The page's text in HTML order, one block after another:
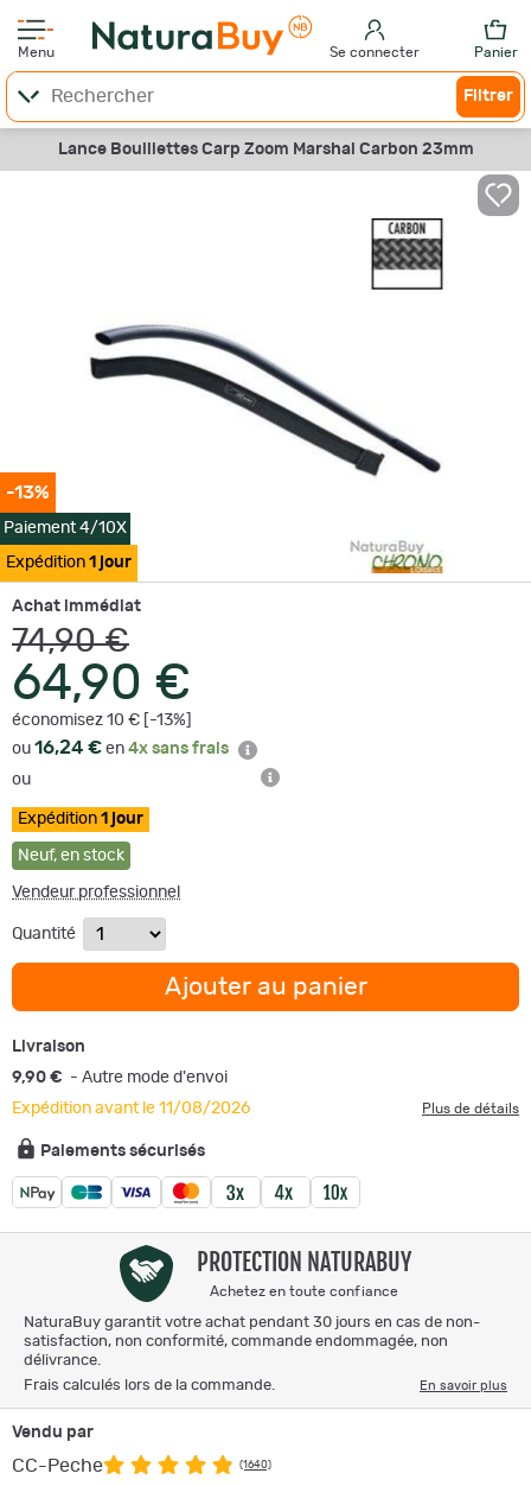
Menu Se connecter Panier
Filtrer
Lance Bouillettes Carp Zoom Marshal Carbon 23mm
-13%
Paiement 4/10X
Expédition 1 jour
Achat immédiat
74,90 €
64,90 €
économisez 10 € [-13%]
ou 16,24 € en 4x sans frais
ou
Expédition 1 jour
Neuf, en stock
Vendeur professionnel
Quantité
Ajouter au panier
Livraison
9,90 € - Autre mode d'envoi
Expédition avant le 11/08/2026
Plus de détails
Paiements sécurisés
PROTECTION NATURABUY
Achetez en toute confiance
NaturaBuy garantit votre achat pendant 30 jours en cas de non-
satisfaction, non conformité, commande endommagée, non
délivrance.
Frais calculés lors de la commande.
En savoir plus
Vendu par
CC-Peche (1640)